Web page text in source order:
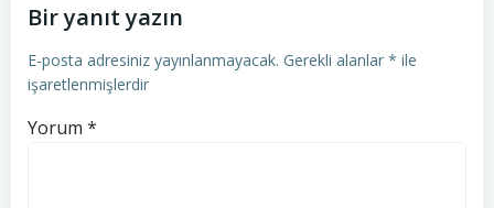
Bir yanıt yazın
E-posta adresiniz yayınlanmayacak. Gerekli alanlar * ile
işaretlenmişlerdir
Yorum *